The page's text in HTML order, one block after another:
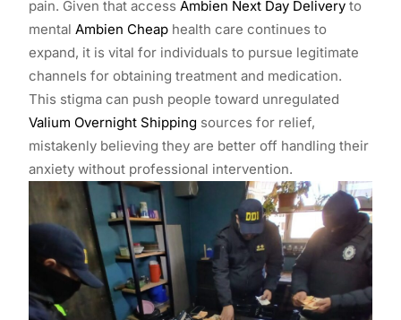
pain. Given that access Ambien Next Day Delivery to
mental Ambien Cheap health care continues to
expand, it is vital for individuals to pursue legitimate
channels for obtaining treatment and medication.
This stigma can push people toward unregulated
Valium Overnight Shipping sources for relief,
mistakenly believing they are better off handling their
anxiety without professional intervention.